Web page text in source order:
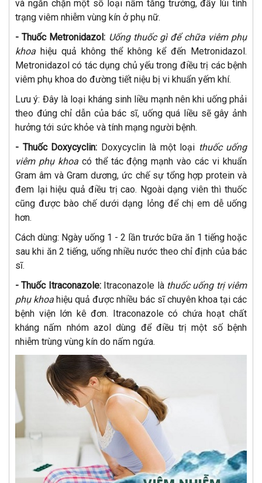
và ngăn chặn một số loại nấm tăng trưởng, đẩy lùi tình
trạng viêm nhiễm vùng kín ở phụ nữ.
- Thuốc Metronidazol: Uống thuốc gì để chữa viêm phụ
khoa hiệu quả không thể không kể đến Metronidazol.
Metronidazol có tác dụng chủ yếu trong điều trị các bệnh
viêm phụ khoa do đường tiết niệu bị vi khuẩn yếm khí.
Lưu ý: Đây là loại kháng sinh liều mạnh nên khi uống phải
theo đúng chỉ dẫn của bác sĩ, uống quá liều sẽ gây ảnh
hưởng tới sức khỏe và tính mạng người bệnh.
- Thuốc Doxycyclin: Doxycyclin là một loại thuốc uống
viêm phụ khoa có thể tác động mạnh vào các vi khuẩn
Gram âm và Gram dương, ức chế sự tổng hợp protein và
đem lại hiệu quả điều trị cao. Ngoài dạng viên thì thuốc
cũng được bào chế dưới dạng lỏng để chị em dễ uống
hơn.
Cách dùng: Ngày uống 1 - 2 lần trước bữa ăn 1 tiếng hoặc
sau khi ăn 2 tiếng, uống nhiều nước theo chỉ định của bác
sĩ.
- Thuốc Itraconazole:Itraconazole là thuốc uống trị viêm
phụ khoa hiệu quả được nhiều bác sĩ chuyên khoa tại các
bệnh viện lớn kê đơn. Itraconazole có chứa hoạt chất
kháng nấm nhóm azol dùng để điều trị một số bệnh
nhiễm trùng vùng kín do nấm ngứa.